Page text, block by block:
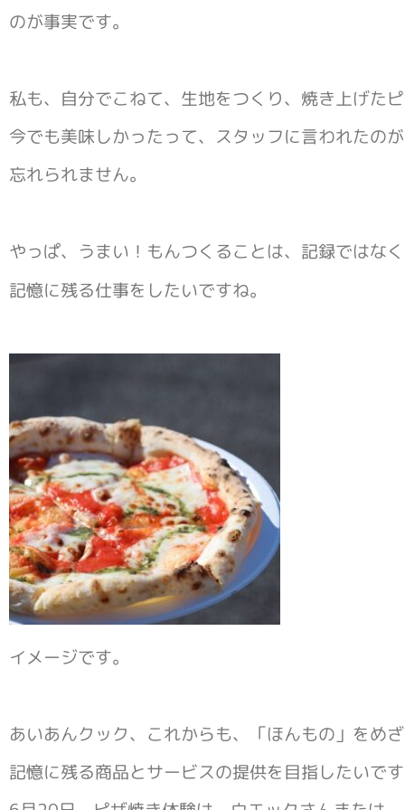
のが事実です。
私も、自分でこねて、生地をつくり、焼き上げた
今でも美味しかったって、スタッフに言われたのが
忘れられません。
やっぱ、うまい！もんつくることは、記録ではなく
記憶に残る仕事をしたいですね。
イメージです。
あいあんクック、これからも、「ほんもの」をめ
記憶に残る商品とサービスの提供を目指したいで